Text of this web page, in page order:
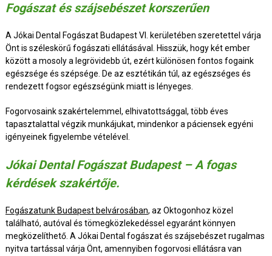
Fogászat és szájsebészet korszerűen
A Jókai Dental Fogászat Budapest VI. kerületében szeretettel várja
Önt is széleskörű fogászati ellátásával. Hisszük, hogy két ember
között a mosoly a legrövidebb út, ezért különösen fontos fogaink
egészsége és szépsége. De az esztétikán túl, az egészséges és
rendezett fogsor egészségünk miatt is lényeges.
Fogorvosaink szakértelemmel, elhivatottsággal, több éves
tapasztalattal végzik munkájukat, mindenkor a páciensek egyéni
igényeinek figyelembe vételével.
Jókai Dental Fogászat Budapest – A fogas
kérdések szakértője.
Fogászatunk Budapest belvárosában, az Oktogonhoz közel
található, autóval és tömegközlekedéssel egyaránt könnyen
megközelíthető. A Jókai Dental fogászat és szájsebészet rugalmas
nyitva tartással várja Önt, amennyiben fogorvosi ellátásra van